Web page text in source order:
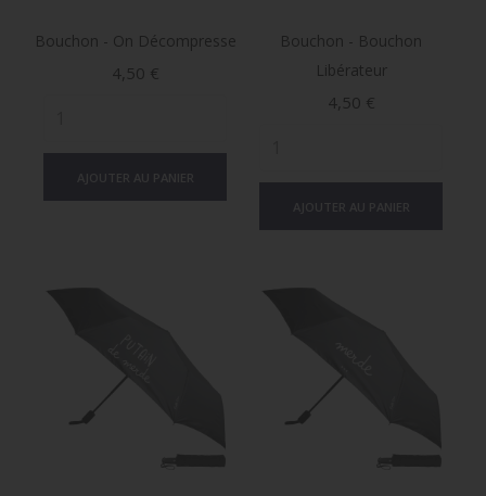
Bouchon - On Décompresse
Prix
4,50 €
Bouchon - Bouchon
Libérateur
Prix
4,50 €